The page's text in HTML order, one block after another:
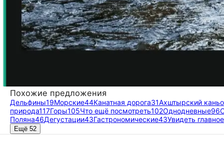
Похожие предложения
Дельфины19Морские44Канатная дорога31Ахштырский
природа117Горы105Что ещё посмотреть102Однодневные96
Поляна46Дегустации43Гастрономические43Увидеть главное
Ещё 52